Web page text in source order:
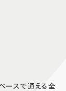
ースで通える全